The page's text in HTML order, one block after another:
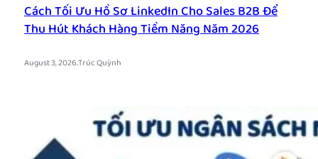
Cách Tối Ưu Hồ Sơ LinkedIn Cho Sales B2B Để
Thu Hút Khách Hàng Tiềm Năng Năm 2026
August 3, 2026.Trúc Quỳnh